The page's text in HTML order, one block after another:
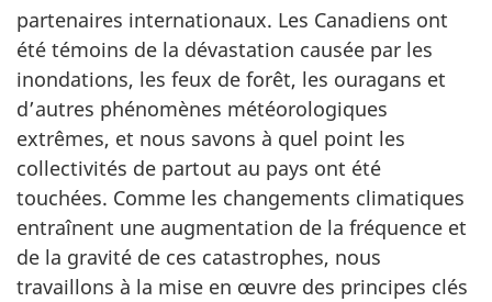
partenaires internationaux. Les Canadiens ont
été témoins de la dévastation causée par les
inondations, les feux de forêt, les ouragans et
d’autres phénomènes météorologiques
extrêmes, et nous savons à quel point les
collectivités de partout au pays ont été
touchées. Comme les changements climatiques
entraînent une augmentation de la fréquence et
de la gravité de ces catastrophes, nous
travaillons à la mise en œuvre des principes clés